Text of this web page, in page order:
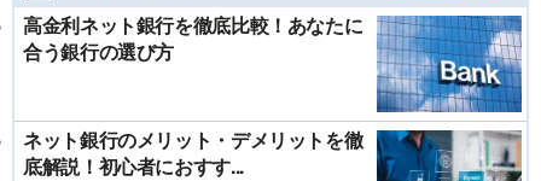
高金利ネット銀行を徹底比較！あなたに
合う銀行の選び方
ネット銀行のメリット・デメリットを徹
底解説！初心者におすす...